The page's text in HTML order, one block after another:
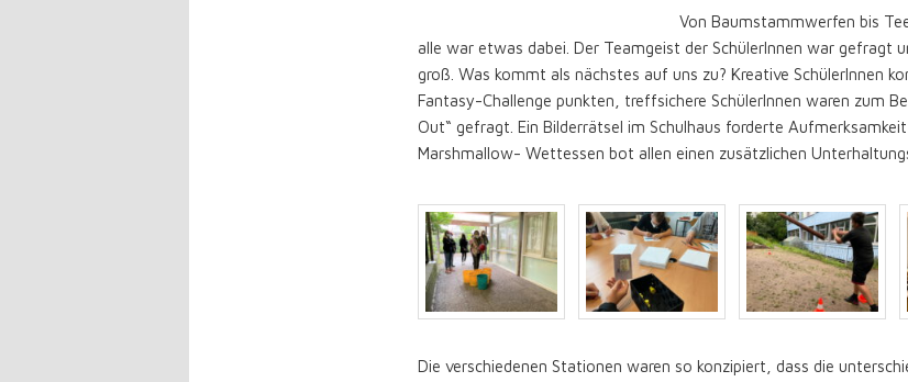
Von Baumstammwerfen bis
alle war etwas dabei. Der Teamgeist der SchülerInnen war gefragt
groß. Was kommt als nächstes auf uns zu? Kreative SchülerInnen
Fantasy-Challenge punkten, treffsichere SchülerInnen waren zum
Out“ gefragt. Ein Bilderrätsel im Schulhaus forderte
Marshmallow- Wettessen bot allen einen zusätzlichen
Die verschiedenen Stationen waren so konzipiert, dass die